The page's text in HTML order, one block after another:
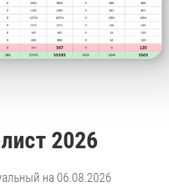
2026
на 06.08.2026